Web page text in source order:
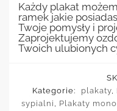
Każdy plakat
ramek jakie
Twoje pomysły i
Zaprojektujemy
Twoich ulubionych
Kategorie:
plakaty,
sypialni , Plakaty